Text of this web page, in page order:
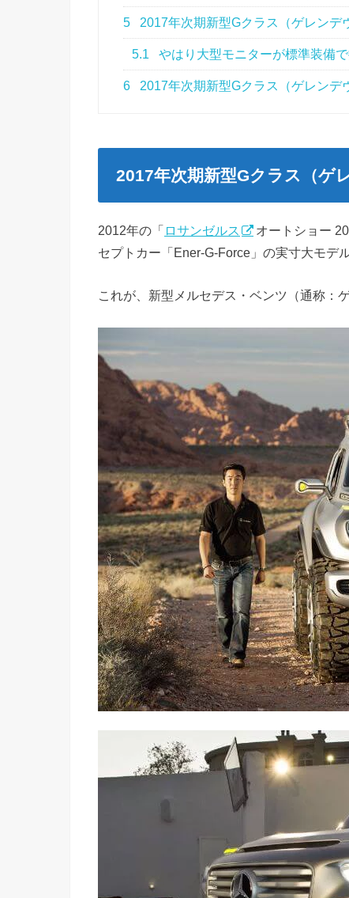
5 2017年次期新型Gクラス（ゲレンデ
5.1 やはり大型モニターが標準装備
6 2017年次期新型Gクラス（ゲレンデ
2017年次期新型Gクラス（ゲ
2012年の「 ロサンゼルス
オートショー
セプトカー「Ener-G-Force」の実寸大モデ
これが、新型メルセデス・ベンツ（通称：